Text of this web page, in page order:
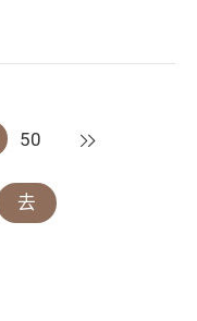
50 下一頁
去